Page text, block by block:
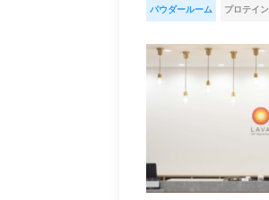
パウダールーム プロテイ